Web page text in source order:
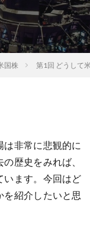
国株 第1回 どうして
は非常に悲観的に
歴史をみれば、
います。今回はど
を紹介したいと思